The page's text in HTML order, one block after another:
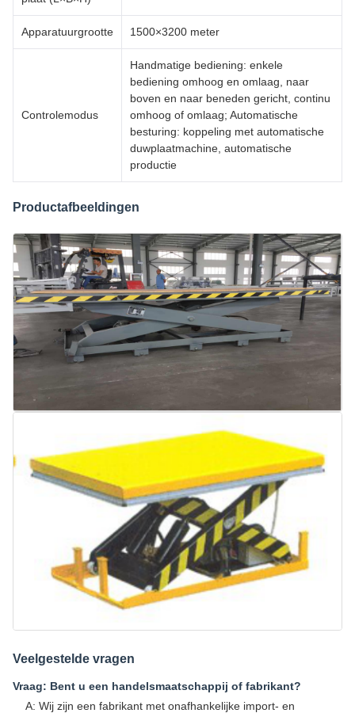
Apparatuurgrootte 1500×3200 meter
Controlemodus
Handmatige bediening: enkele
bediening omhoog en omlaag, naar
boven en naar beneden gericht, continu
omhoog of omlaag; Automatische
besturing: koppeling met automatische
duwplaatmachine, automatische
productie
Productafbeeldingen
Veelgestelde vragen
Vraag: Bent u een handelsmaatschappij of fabrikant?
A: Wij zijn een fabrikant met onafhankelijke import- en